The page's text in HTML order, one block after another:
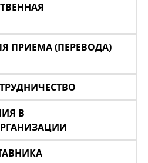
ПРИЕМА (ПЕРЕВОДА)
В